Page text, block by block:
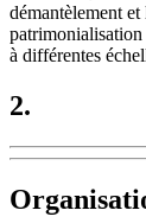
démantèlement
à différentes
2.